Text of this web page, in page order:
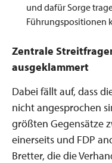
und dafür Sorge
Führungspositionen
Zentrale
ausgeklammert
Dabei fällt auf, dass
nicht angesprochen
größten Gegensätze
einerseits und FDP
Bretter, die die